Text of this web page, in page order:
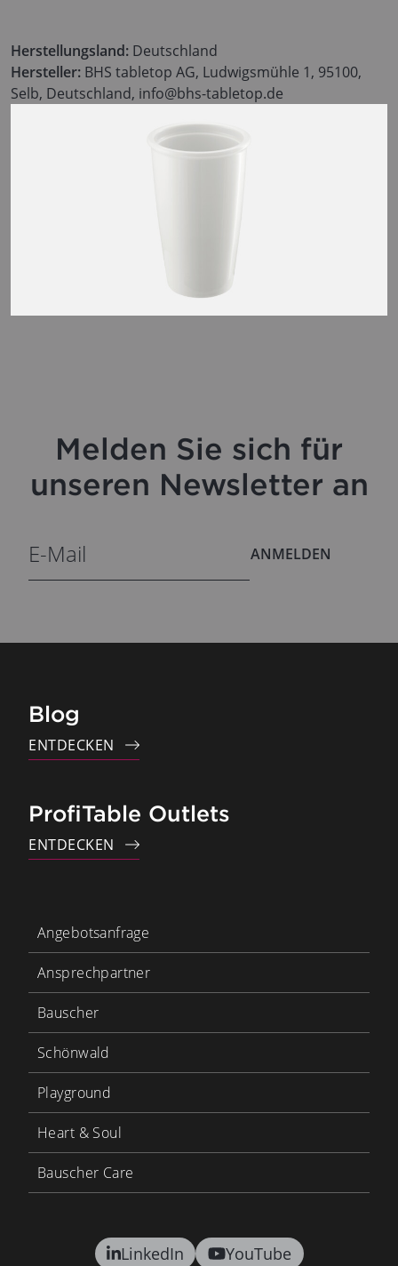
Herstellungsland: Deutschland
Hersteller: BHS tabletop AG, Ludwigsmühle 1, 95100,
Selb, Deutschland, info@bhs-tabletop.de
Melden Sie sich für
unseren Newsletter an
ANMELDEN
Blog
ENTDECKEN
ProfiTable Outlets
ENTDECKEN
LinkedIn YouTube
Angebotsanfrage
Ansprechpartner
Bauscher
Schönwald
Playground
Heart & Soul
Bauscher Care